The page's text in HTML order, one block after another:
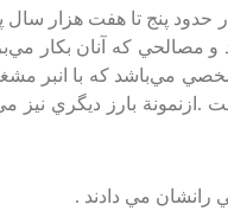
پنج‌ تا هفت‌ هزار سال‌
و مصالحي‌ كه‌ آنان‌
مي‌باشد كه‌ با انبر
بارز ديگري‌
رانشان‌ مي‌ دادند .